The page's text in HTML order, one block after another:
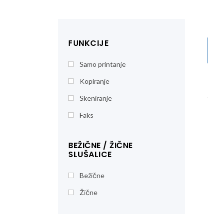
FUNKCIJE
Samo printanje
Kopiranje
Skeniranje
Faks
BEŽIČNE / ŽIČNE
SLUŠALICE
Bežične
Žične